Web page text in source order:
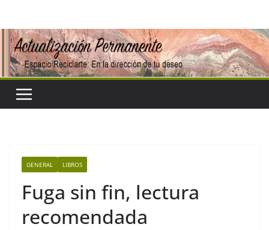
contenido
GENERAL LIBROS
Fuga sin fin, lectura
recomendada